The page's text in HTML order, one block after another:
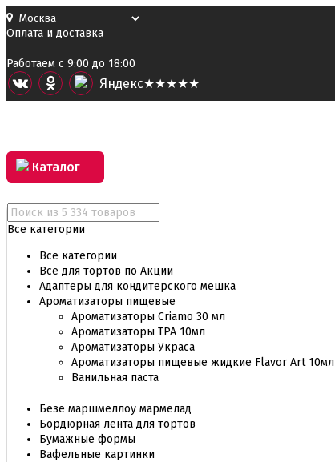
Оплата и доставка
Работаем с 9:00 до 18:00
Яндекс★★★★★
Каталог
Все категории
Все категории
Все для тортов по Акции
Адаптеры для кондитерского мешка
Ароматизаторы пищевые
Ароматизаторы Criamo 30 мл
Ароматизаторы TPA 10мл
Ароматизаторы Украса
Ароматизаторы пищевые жидкие Flavor Art 10мл
Ванильная паста
Безе маршмеллоу мармелад
Бордюрная лента для тортов
Бумажные формы
Вафельные картинки